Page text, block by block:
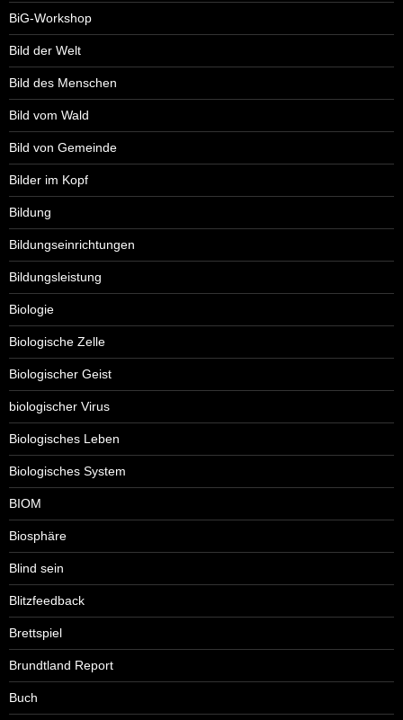
BiG-Workshop
Bild der Welt
Bild des Menschen
Bild vom Wald
Bild von Gemeinde
Bilder im Kopf
Bildung
Bildungseinrichtungen
Bildungsleistung
Biologie
Biologische Zelle
Biologischer Geist
biologischer Virus
Biologisches Leben
Biologisches System
BIOM
Biosphäre
Blind sein
Blitzfeedback
Brettspiel
Brundtland Report
Buch